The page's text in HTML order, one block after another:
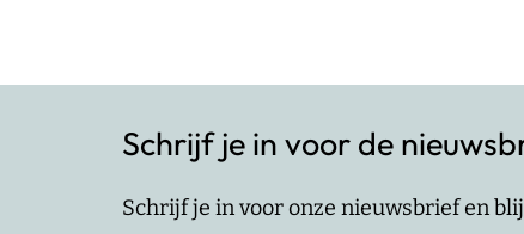
Schrijf je in voor de
Schrijf je in voor onze nieuwsbrief en